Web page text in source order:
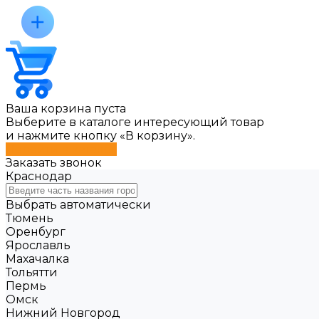
Ваша корзина пуста
Выберите в каталоге интересующий товар
и нажмите кнопку «В корзину».
Заказать звонок
Краснодар
Выбрать автоматически
Тюмень
Оренбург
Ярославль
Махачалка
Тольятти
Пермь
Омск
Нижний Новгород